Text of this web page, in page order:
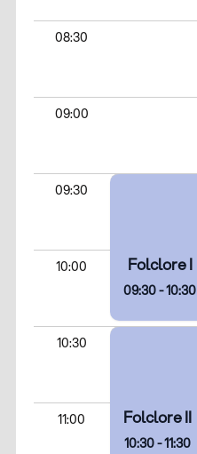
08:30
09:00
09:30
Folclore I
09:30 - 10:30
10:00
10:30
Folclore II
10:30 - 11:30
11:00